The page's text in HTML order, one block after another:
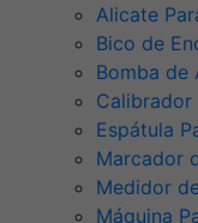
Alicate
Bico de
Bomba de
Calibrador
Espátula
Marcador
Medidor
Máquina